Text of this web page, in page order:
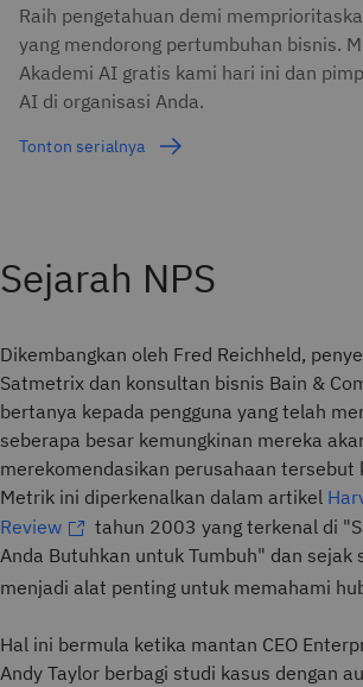
Raih pengetahuan demi
yang mendorong pertumbuhan bisnis.
Akademi AI gratis kami hari ini dan
AI di organisasi Anda.
Tonton serialnya
Sejarah NPS
Dikembangkan oleh Fred Reichheld,
Satmetrix dan konsultan bisnis Bain &
bertanya kepada pengguna yang telah
seberapa besar kemungkinan mereka
merekomendasikan perusahaan tersebut
Metrik ini diperkenalkan dalam artikel
Review
tahun 2003 yang terkenal di
Anda Butuhkan untuk Tumbuh" dan sejak
menjadi alat penting untuk memahami
Hal ini bermula ketika mantan CEO
Andy Taylor berbagi studi kasus dengan